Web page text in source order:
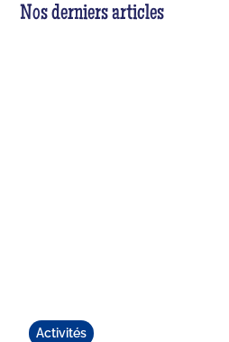
Nos derniers articles
Activités